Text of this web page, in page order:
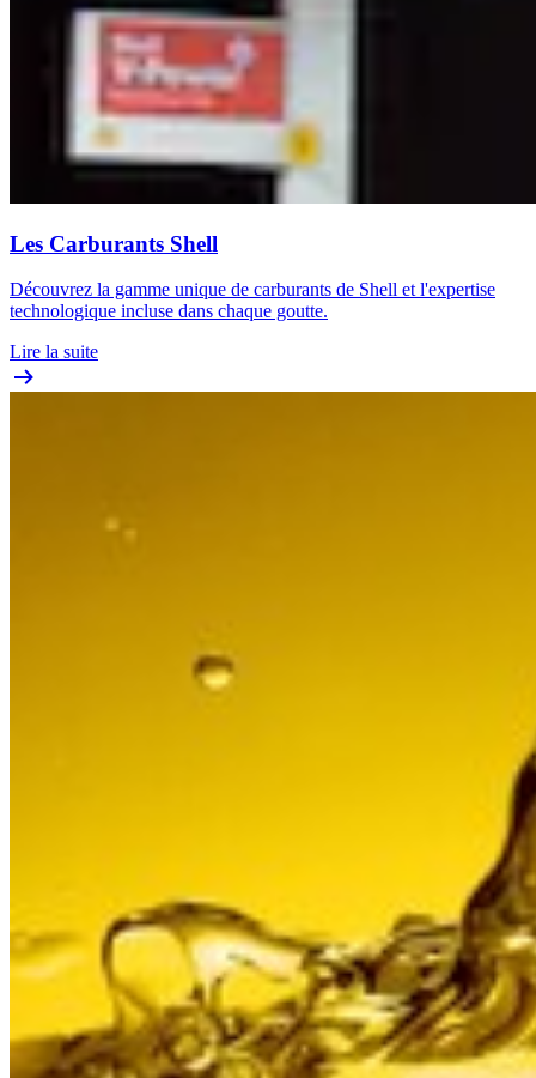
Les Carburants Shell
Découvrez la gamme unique de carburants de Shell et l'expertise
technologique incluse dans chaque goutte.
Lire la suite